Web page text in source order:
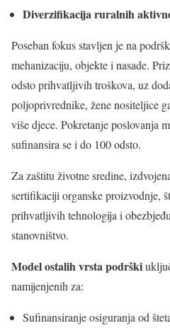
Diverzifikacija ruralnih
Poseban fokus stavljen je na
mehanizaciju, objekte i nasade.
odsto prihvatljivih troškova, uz
poljoprivrednike, žene nositeljice
više djece. Pokretanje poslovanja
sufinansira se i do 100 odsto.
Za zaštitu životne sredine,
sertifikaciji organske proizvodnje,
prihvatljivih tehnologija i
stanovništvo.
Model ostalih vrsta podrški
namijenjenih za:
Sufinansiranje osiguranja od